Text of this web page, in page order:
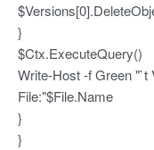
}
$Ctx.ExecuteQuery()
Write-Host -f Green "`t
File:"$File.Name
}
}